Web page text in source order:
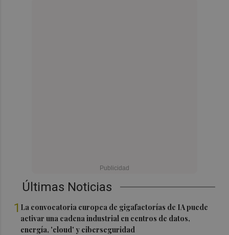
Últimas Noticias
1 La convocatoria europea de gigafactorías de IA puede
activar una cadena industrial en centros de datos,
energía, 'cloud' y ciberseguridad